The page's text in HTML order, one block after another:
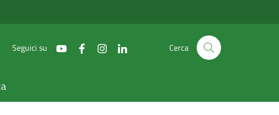
dei dati |
Seguici su Cerca